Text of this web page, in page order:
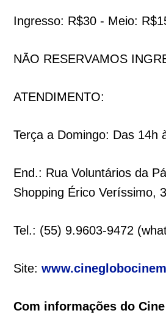
Ingresso: R$30 - Meio:
NÃO RESERVAMOS
ATENDIMENTO:
Terça a Domingo: Das 14h
End.: Rua Voluntários da
Shopping Érico Veríssimo,
Tel.: (55) 9.9603-9472
Site:
Com informações do